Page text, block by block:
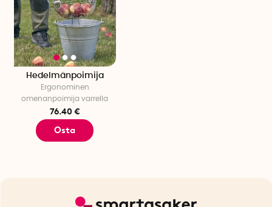
Hedelmänpoimija
Ergonominen
omenanpoimija varrella
76.40 €
Osta